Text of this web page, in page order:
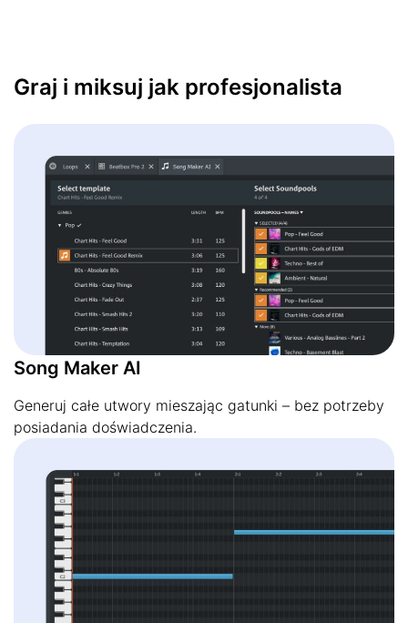
Graj i miksuj jak profesjonalista
Song Maker AI
Generuj całe utwory mieszając gatunki – bez potrzeby
posiadania doświadczenia.